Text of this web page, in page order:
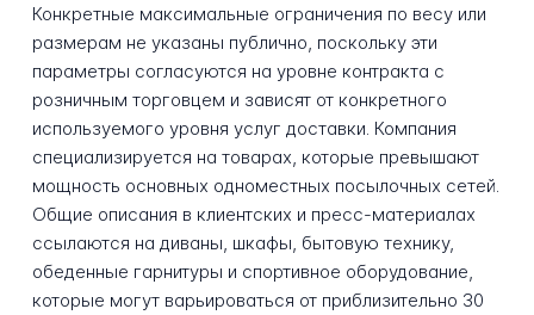
Конкретные максимальные ограничения по весу или
размерам не указаны публично, поскольку эти
параметры согласуются на уровне контракта с
розничным торговцем и зависят от конкретного
используемого уровня услуг доставки. Компания
специализируется на товарах, которые превышают
мощность основных одноместных посылочных сетей.
Общие описания в клиентских и пресс-материалах
ссылаются на диваны, шкафы, бытовую технику,
обеденные гарнитуры и спортивное оборудование,
которые могут варьироваться от приблизительно 30